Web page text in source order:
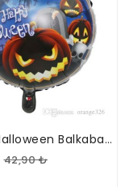
Happy Halloween Balkabağı Folyo Balon 18 Inç
42,90 ₺